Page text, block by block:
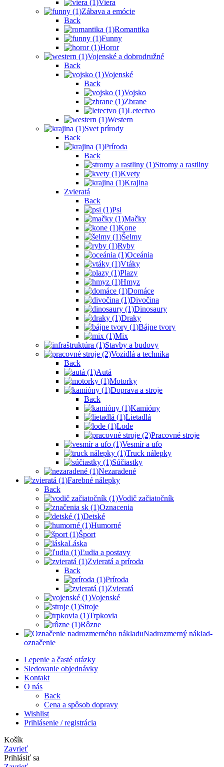
Viera
Zábava a emócie
Back
Romantika
Funny
Horor
Vojenské a dobrodružné
Back
Vojenské
Back
Vojsko
Zbrane
Letectvo
Western
Svet prírody
Back
Príroda
Back
Stromy a rastliny
Kvety
Krajina
Zvieratá
Back
Psi
Mačky
Kone
Šelmy
Ryby
Oceánia
Vtáky
Plazy
Hmyz
Domáce
Divočina
Dinosaury
Draky
Bájne tvory
Mix
Stavby a budovy
Vozidlá a technika
Back
Autá
Motorky
Doprava a stroje
Back
Kamióny
Lietadlá
Lode
Pracovné stroje
Vesmír a ufo
Truck nálepky
Súčiastky
Nezaradené
Farebné nálepky
Back
Vodič začiatočník
Oznacenia
Detské
Humorné
Šport
Láska
Ľudia a postavy
Zvieratá a príroda
Back
Príroda
Zvieratá
Vojenské
Stroje
Trpkovia
Rôzne
Nadrozmerný náklad-
označenie
Lepenie a časté otázky
Sledovanie objednávky
Kontakt
O nás
Back
Cena a spôsob dopravy
Wishlist
Prihlásenie / registrácia
Košík
Zavrieť
Prihlásiť sa